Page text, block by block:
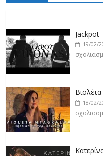
Βιολέτα
18/02/
17/02/
Ντίμης